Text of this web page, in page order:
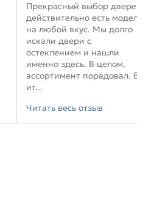
Прекрасный выбор
действительно есть модели
на любой вкус. Мы долго
искали двери с
остеклением и нашли
именно здесь. В целом,
ассортимент порадовал. В
ит...
Читать весь отзыв